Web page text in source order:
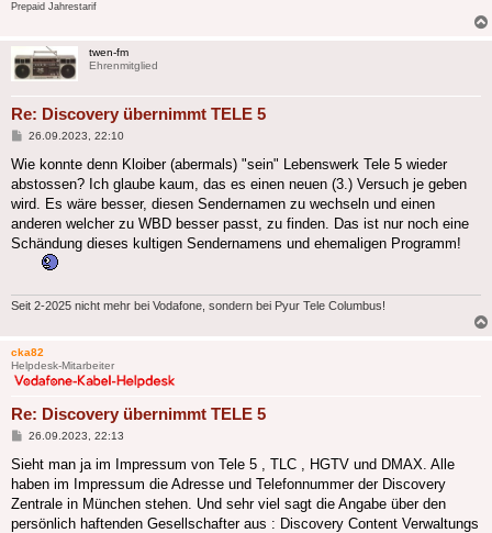
Prepaid Jahrestarif
twen-fm
Ehrenmitglied
Re: Discovery übernimmt TELE 5
Beitrag
26.09.2023, 22:10
Wie konnte denn Kloiber (abermals) "sein" Lebenswerk Tele 5 wieder
abstossen? Ich glaube kaum, das es einen neuen (3.) Versuch je geben
wird. Es wäre besser, diesen Sendernamen zu wechseln und einen
anderen welcher zu WBD besser passt, zu finden. Das ist nur noch eine
Schändung dieses kultigen Sendernamens und ehemaligen Programm!
Seit 2-2025 nicht mehr bei Vodafone, sondern bei Pyur Tele Columbus!
cka82
Helpdesk-Mitarbeiter
Re: Discovery übernimmt TELE 5
Beitrag
26.09.2023, 22:13
Sieht man ja im Impressum von Tele 5 , TLC , HGTV und DMAX. Alle
haben im Impressum die Adresse und Telefonnummer der Discovery
Zentrale in München stehen. Und sehr viel sagt die Angabe über den
persönlich haftenden Gesellschafter aus : Discovery Content Verwaltungs